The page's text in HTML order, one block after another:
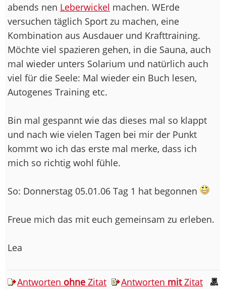
abends nen Leberwickel machen. WErde
versuchen täglich Sport zu machen, eine
Kombination aus Ausdauer und Krafttraining.
Möchte viel spazieren gehen, in die Sauna, auch
mal wieder unters Solarium und natürlich auch
viel für die Seele: Mal wieder ein Buch lesen,
Autogenes Training etc.
Bin mal gespannt wie das dieses mal so klappt
und nach wie vielen Tagen bei mir der Punkt
kommt wo ich das erste mal merke, dass ich
mich so richtig wohl fühle.
So: Donnerstag 05.01.06 Tag 1 hat begonnen
Freue mich das mit euch gemeinsam zu erleben.
Lea
Antworten ohne Zitat Antworten mitZitat